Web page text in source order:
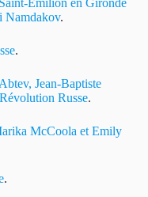
Namdakov.
.
Jean-Baptiste
Russe.
McCoola et Emily
.